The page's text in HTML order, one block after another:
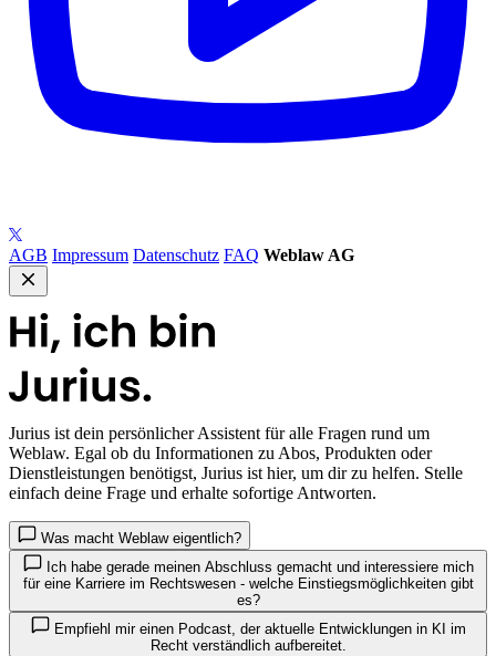
AGB Impressum Datenschutz FAQ Weblaw AG
Jurius ist dein persönlicher Assistent für alle Fragen rund um
Weblaw. Egal ob du Informationen zu Abos, Produkten oder
Dienstleistungen benötigst, Jurius ist hier, um dir zu helfen. Stelle
einfach deine Frage und erhalte sofortige Antworten.
Was macht Weblaw eigentlich?
Ich habe gerade meinen Abschluss gemacht und interessiere mich
für eine Karriere im Rechtswesen - welche Einstiegsmöglichkeiten gibt
es?
Empfiehl mir einen Podcast, der aktuelle Entwicklungen in KI im
Recht verständlich aufbereitet.